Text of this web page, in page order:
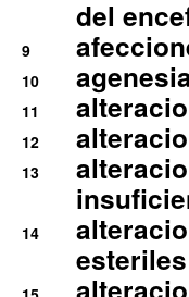
del
9
10
11
12
13
14